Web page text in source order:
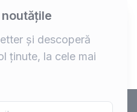
și descoperă
ținute, la cele mai